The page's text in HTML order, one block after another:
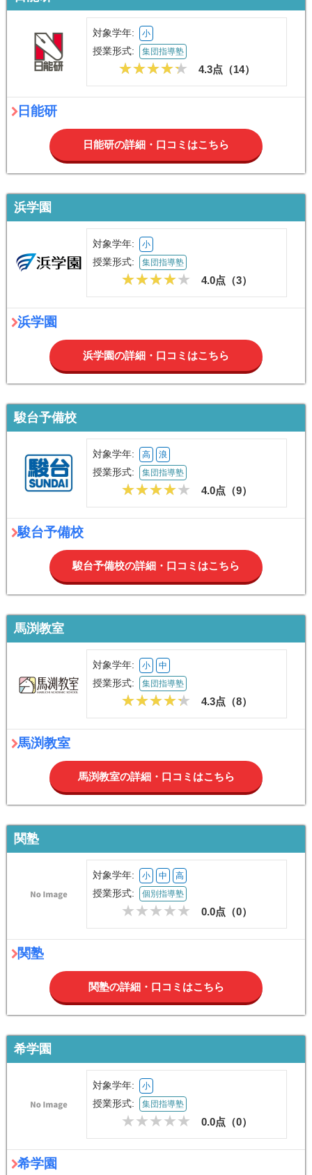
対象学年: 小
授業形式: 集団指導塾
4.3点（14）
日能研
日能研の詳細・口コミはこちら
浜学園
対象学年: 小
授業形式: 集団指導塾
4.0点（3）
浜学園
浜学園の詳細・口コミはこちら
駿台予備校
対象学年: 高 浪
授業形式: 集団指導塾
4.0点（9）
駿台予備校
駿台予備校の詳細・口コミはこちら
馬渕教室
対象学年: 小 中
授業形式: 集団指導塾
4.3点（8）
馬渕教室
馬渕教室の詳細・口コミはこちら
関塾
対象学年: 小 中 高
授業形式: 個別指導塾
0.0点（0）
関塾
関塾の詳細・口コミはこちら
希学園
対象学年: 小
授業形式: 集団指導塾
0.0点（0）
希学園